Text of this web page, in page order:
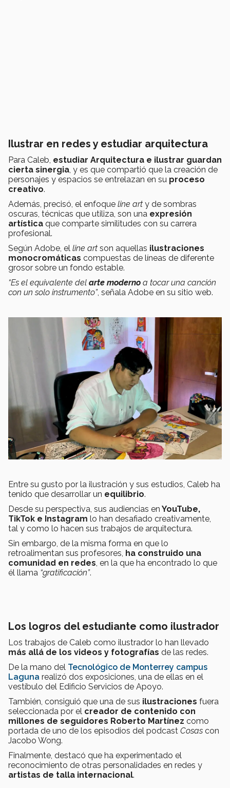
Ilustrar en redes y estudiar arquitectura
Para Caleb, estudiar Arquitectura e ilustrar guardan
cierta sinergia , y es que compartió que la creación de
personajes y espacios se entrelazan en su proceso
creativo.
Además, precisó, el enfoque line art y de sombras
oscuras, técnicas que utiliza, son una expresión
artística que comparte similitudes con su carrera
profesional.
Según Adobe, el line art son aquellas ilustraciones
monocromáticas compuestas de líneas de diferente
grosor sobre un fondo estable.
“Es el equivalente del arte moderno a tocar una canción
con un solo instrumento”, señala Adobe en su sitio web.
Entre su gusto por la ilustración y sus estudios, Caleb ha
tenido que desarrollar un equilibrio.
Desde su perspectiva, sus audiencias en YouTube,
TikTok e Instagram lo han desafiado creativamente,
tal y como lo hacen sus trabajos de arquitectura.
Sin embargo, de la misma forma en que lo
retroalimentan sus profesores, ha construido una
comunidad en redes, en la que ha encontrado lo que
él llama “gratificación”.
Los logros del estudiante como ilustrador
Los trabajos de Caleb como ilustrador lo han llevado
más allá de los videos y fotografías de las redes.
De la mano del Tecnológico de Monterrey campus
Laguna realizó dos exposiciones, una de ellas en el
vestíbulo del Edificio Servicios de Apoyo.
También, consiguió que una de sus ilustraciones fuera
seleccionada por el creador de contenido con
millones de seguidores Roberto Martínez como
portada de uno de los episodios del podcast Cosas con
Jacobo Wong.
Finalmente, destacó que ha experimentado el
reconocimiento de otras personalidades en redes y
artistas de talla internacional.